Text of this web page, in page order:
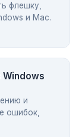
флешку,
и Mac.
Windows
и
ошибок,